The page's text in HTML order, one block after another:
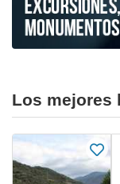
Los mejores